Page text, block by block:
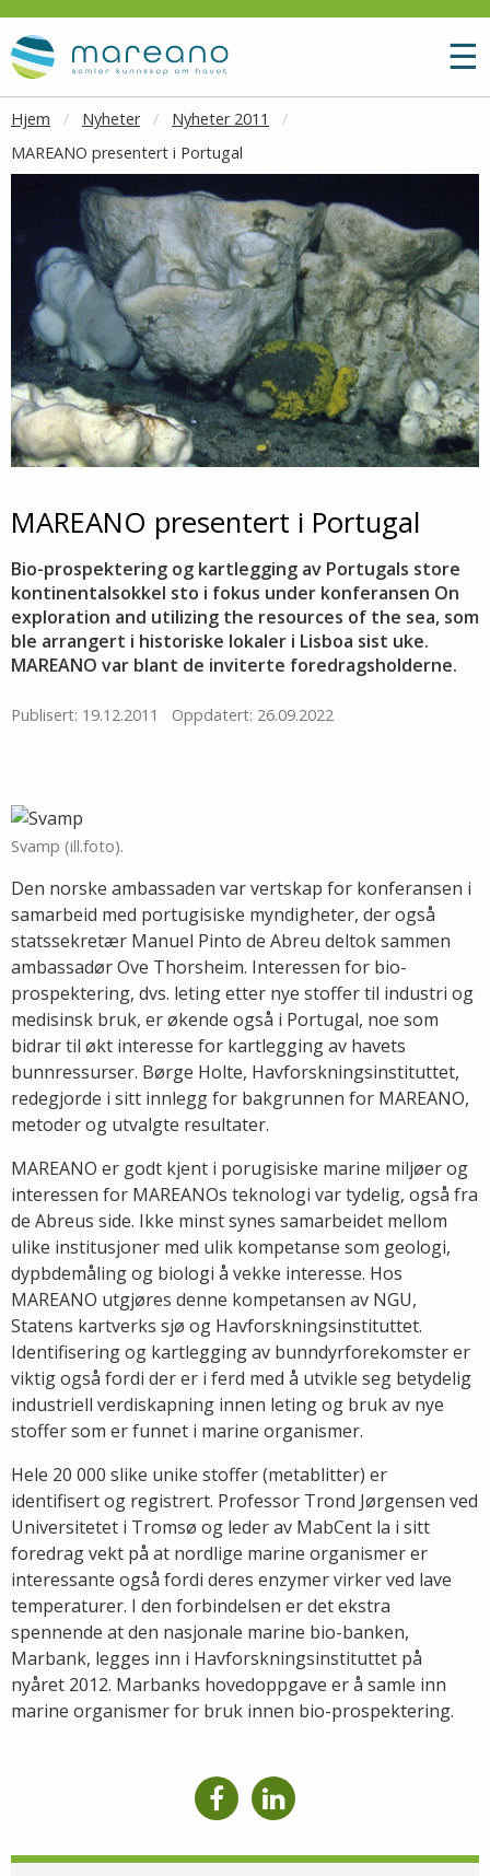
Gå til hovedinnhold
☰
Hjem Nyheter
Nyheter 2011
MAREANO presentert i Portugal
MAREANO presentert i Portugal
Bio-prospektering og kartlegging av Portugals store
kontinentalsokkel sto i fokus under konferansen On
exploration and utilizing the resources of the sea, som
ble arrangert i historiske lokaler i Lisboa sist uke.
MAREANO var blant de inviterte foredragsholderne.
Publisert: 19.12.2011 Oppdatert: 26.09.2022
Svamp (ill.foto).
Den norske ambassaden var vertskap for konferansen i
samarbeid med portugisiske myndigheter, der også
statssekretær Manuel Pinto de Abreu deltok sammen
ambassadør Ove Thorsheim. Interessen for bio-
prospektering, dvs. leting etter nye stoffer til industri og
medisinsk bruk, er økende også i Portugal, noe som
bidrar til økt interesse for kartlegging av havets
bunnressurser. Børge Holte, Havforskningsinstituttet,
redegjorde i sitt innlegg for bakgrunnen for MAREANO,
metoder og utvalgte resultater.
MAREANO er godt kjent i porugisiske marine miljøer og
interessen for MAREANOs teknologi var tydelig, også fra
de Abreus side. Ikke minst synes samarbeidet mellom
ulike institusjoner med ulik kompetanse som geologi,
dypbdemåling og biologi å vekke interesse. Hos
MAREANO utgjøres denne kompetansen av NGU,
Statens kartverks sjø og Havforskningsinstituttet.
Identifisering og kartlegging av bunndyrforekomster er
viktig også fordi der er i ferd med å utvikle seg betydelig
industriell verdiskapning innen leting og bruk av nye
stoffer som er funnet i marine organismer.
Hele 20 000 slike unike stoffer (metablitter) er
identifisert og registrert. Professor Trond Jørgensen ved
Universitetet i Tromsø og leder av MabCent la i sitt
foredrag vekt på at nordlige marine organismer er
interessante også fordi deres enzymer virker ved lave
temperaturer. I den forbindelsen er det ekstra
spennende at den nasjonale marine bio-banken,
Marbank, legges inn i Havforskningsinstituttet på
nyåret 2012. Marbanks hovedoppgave er å samle inn
marine organismer for bruk innen bio-prospektering.